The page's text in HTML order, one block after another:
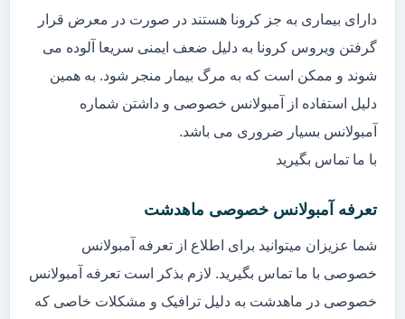
دارای بیماری به جز کرونا هستند در صورت در معرض قرار
گرفتن ویروس کرونا به دلیل ضعف ایمنی سریعا آلوده می
شوند و ممکن است که به مرگ بیمار منجر شود. به همین
دلیل استفاده از آمبولانس خصوصی و داشتن شماره
آمبولانس بسیار ضروری می باشد.
با ما تماس بگیرید
تعرفه آمبولانس خصوصی ماهدشت
شما عزیزان میتوانید برای اطلاع از تعرفه آمبولانس
خصوصی با ما تماس بگیرید. لازم بذکر است تعرفه آمبولانس
خصوصی در ماهدشت به دلیل ترافیک و مشکلات خاصی که